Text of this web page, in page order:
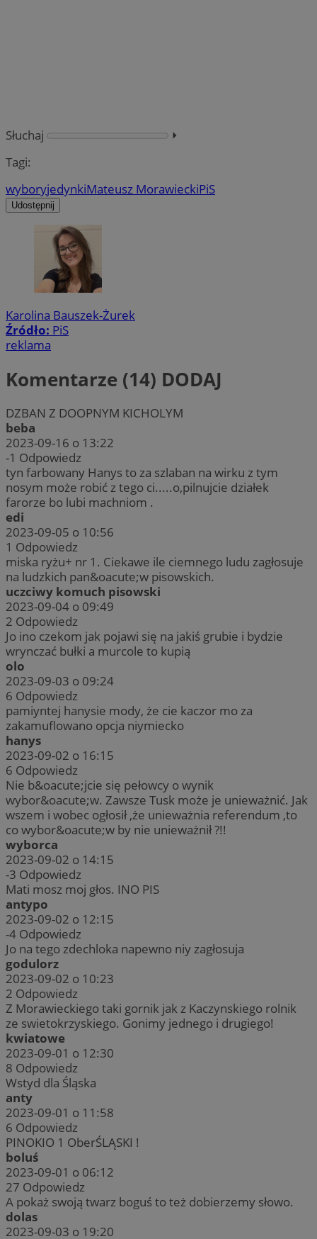
Słuchaj
⏵︎
Tagi:
wyboryjedynkiMateusz MorawieckiPiS
Udostępnij
Karolina Bauszek-Żurek
Źródło: PiS
reklama
Komentarze (14) DODAJ
DZBAN Z DOOPNYM KICHOLYM
beba
2023-09-16 o 13:22
-1 Odpowiedz
tyn farbowany Hanys to za szlaban na wirku z tym
nosym może robić z tego ci.....o,pilnujcie działek
farorze bo lubi machniom .
edi
2023-09-05 o 10:56
1 Odpowiedz
miska ryżu+ nr 1. Ciekawe ile ciemnego ludu zagłosuje
na ludzkich pan&oacute;w pisowskich.
uczciwy komuch pisowski
2023-09-04 o 09:49
2 Odpowiedz
Jo ino czekom jak pojawi się na jakiś grubie i bydzie
wrynczać bułki a murcole to kupią
olo
2023-09-03 o 09:24
6 Odpowiedz
pamiyntej hanysie mody, że cie kaczor mo za
zakamuflowano opcja niymiecko
hanys
2023-09-02 o 16:15
6 Odpowiedz
Nie b&oacute;jcie się pełowcy o wynik
wybor&oacute;w. Zawsze Tusk może je unieważnić. Jak
wszem i wobec ogłosił ,że unieważnia referendum ,to
co wybor&oacute;w by nie unieważnił ?!!
wyborca
2023-09-02 o 14:15
-3 Odpowiedz
Mati mosz moj głos. INO PIS
antypo
2023-09-02 o 12:15
-4 Odpowiedz
Jo na tego zdechloka napewno niy zagłosuja
godulorz
2023-09-02 o 10:23
2 Odpowiedz
Z Morawieckiego taki gornik jak z Kaczynskiego rolnik
ze swietokrzyskiego. Gonimy jednego i drugiego!
kwiatowe
2023-09-01 o 12:30
8 Odpowiedz
Wstyd dla Śląska
anty
2023-09-01 o 11:58
6 Odpowiedz
PINOKIO 1 OberŚLĄSKI !
boluś
2023-09-01 o 06:12
27 Odpowiedz
A pokaż swoją twarz boguś to też dobierzemy słowo.
dolas
2023-09-03 o 19:20